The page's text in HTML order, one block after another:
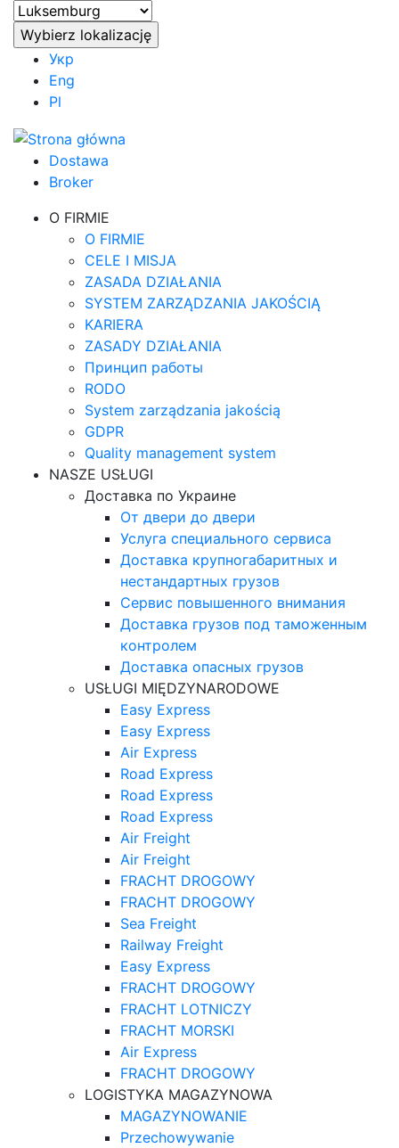
Укр
Eng
Pl
Dostawa
Broker
O FIRMIE
O FIRMIE
CELE I MISJA
ZASADA DZIAŁANIA
SYSTEM ZARZĄDZANIA JAKOŚCIĄ
KARIERA
ZASADY DZIAŁANIA
Принцип работы
RODO
System zarządzania jakością
GDPR
Quality management system
NASZE USŁUGI
Доставка по Украине
От двери до двери
Услуга специального сервиса
Доставка крупногабаритных и
нестандартных грузов
Сервис повышенного внимания
Доставка грузов под таможенным
контролем
Доставка опасных грузов
USŁUGI MIĘDZYNARODOWE
Easy Express
Easy Express
Air Express
Road Express
Road Express
Road Express
Air Freight
Air Freight
FRACHT DROGOWY
FRACHT DROGOWY
Sea Freight
Railway Freight
Easy Express
FRACHT DROGOWY
FRACHT LOTNICZY
FRACHT MORSKI
Air Express
FRACHT DROGOWY
LOGISTYKA MAGAZYNOWA
MAGAZYNOWANIE
Przechowywanie